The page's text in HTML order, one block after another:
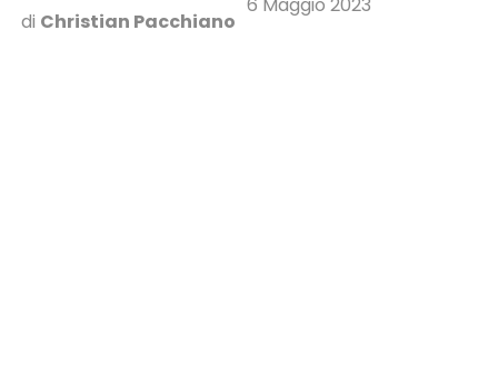
di Christian Pacchiano